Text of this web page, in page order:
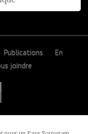
Publications
En
joindre